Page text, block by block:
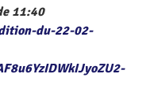
11:40
du-22-02-